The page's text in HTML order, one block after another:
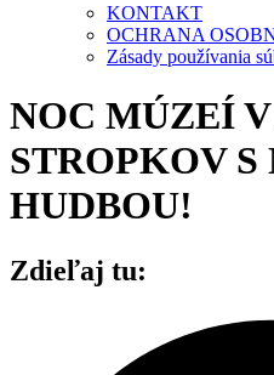
KONTAKT
OCHRANA
Zásady používania
NOC MÚZEÍ
STROPKOV S
HUDBOU!
Zdieľaj tu: